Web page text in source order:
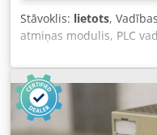
Stāvoklis: lietots,
atmiņas modulis, PLC
saskarnes modulis,
modulis, analogā izeja,
Input) - Ražotājs:
Input) - Tips: 6ES5 464-
moduļi - Cena: par